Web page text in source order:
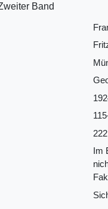
Band
222
Im